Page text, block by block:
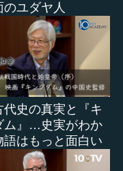
のユダヤ人
代史の真実と『キ
ム』…史実がわか
語はもっと面白い